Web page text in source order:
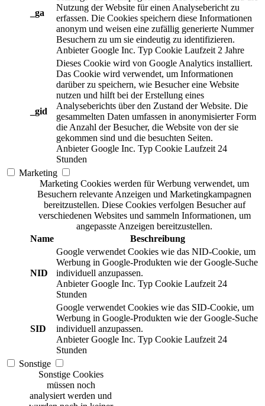
_ga
Nutzung der Website für einen Analysebericht zu
erfassen. Die Cookies speichern diese Informationen
anonym und weisen eine zufällig generierte Nummer
Besuchern zu um sie eindeutig zu identifizieren.
Anbieter Google Inc. Typ Cookie Laufzeit 2 Jahre
_gid
Dieses Cookie wird von Google Analytics installiert.
Das Cookie wird verwendet, um Informationen
darüber zu speichern, wie Besucher eine Website
nutzen und hilft bei der Erstellung eines
Analyseberichts über den Zustand der Website. Die
gesammelten Daten umfassen in anonymisierter Form
die Anzahl der Besucher, die Website von der sie
gekommen sind und die besuchten Seiten.
Anbieter Google Inc. Typ Cookie Laufzeit 24
Stunden
Marketing
Marketing Cookies werden für Werbung verwendet, um
Besuchern relevante Anzeigen und Marketingkampagnen
bereitzustellen. Diese Cookies verfolgen Besucher auf
verschiedenen Websites und sammeln Informationen, um
angepasste Anzeigen bereitzustellen.
Name
Beschreibung
NID
Google verwendet Cookies wie das NID-Cookie, um
Werbung in Google-Produkten wie der Google-Suche
individuell anzupassen.
Anbieter Google Inc. Typ Cookie Laufzeit 24
Stunden
SID
Google verwendet Cookies wie das SID-Cookie, um
Werbung in Google-Produkten wie der Google-Suche
individuell anzupassen.
Anbieter Google Inc. Typ Cookie Laufzeit 24
Stunden
Sonstige
Sonstige Cookies
müssen noch
analysiert werden und